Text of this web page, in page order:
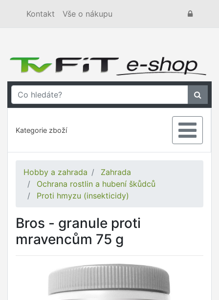
Kontakt Vše o nákupu
Kategorie zboží
Hobby a zahrada
Zahrada
Ochrana rostlin a hubení škůdců
Proti hmyzu (insekticidy)
Bros - granule proti
mravencům 75 g